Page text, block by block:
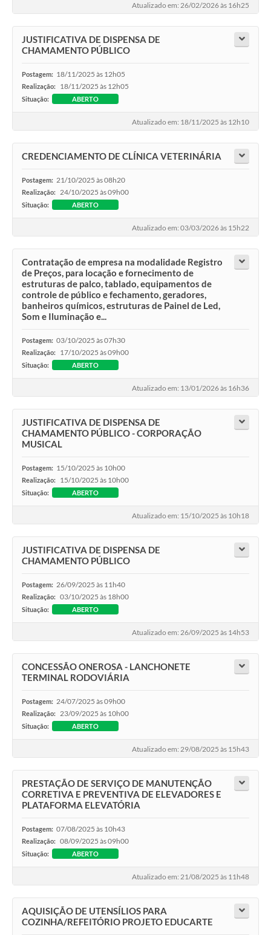
Atualizado em: 26/02/2026 às 16h25
JUSTIFICATIVA DE DISPENSA DE
CHAMAMENTO PÚBLICO
Postagem: 18/11/2025 às 12h05
Realização: 18/11/2025 às 12h05
Situação: ABERTO
Atualizado em: 18/11/2025 às 12h10
CREDENCIAMENTO DE CLÍNICA VETERINÁRIA
Postagem: 21/10/2025 às 08h20
Realização: 24/10/2025 às 09h00
Situação: ABERTO
Atualizado em: 03/03/2026 às 15h22
Contratação de empresa na modalidade Registro
de Preços, para locação e fornecimento de
estruturas de palco, tablado, equipamentos de
controle de público e fechamento, geradores,
banheiros químicos, estruturas de Painel de Led,
Som e Iluminação e...
Postagem: 03/10/2025 às 07h30
Realização: 17/10/2025 às 09h00
Situação: ABERTO
Atualizado em: 13/01/2026 às 16h36
JUSTIFICATIVA DE DISPENSA DE
CHAMAMENTO PÚBLICO - CORPORAÇÃO
MUSICAL
Postagem: 15/10/2025 às 10h00
Realização: 15/10/2025 às 10h00
Situação: ABERTO
Atualizado em: 15/10/2025 às 10h18
JUSTIFICATIVA DE DISPENSA DE
CHAMAMENTO PÚBLICO
Postagem: 26/09/2025 às 11h40
Realização: 03/10/2025 às 18h00
Situação: ABERTO
Atualizado em: 26/09/2025 às 14h53
CONCESSÃO ONEROSA - LANCHONETE
TERMINAL RODOVIÁRIA
Postagem: 24/07/2025 às 09h00
Realização: 23/09/2025 às 10h00
Situação: ABERTO
Atualizado em: 29/08/2025 às 15h43
PRESTAÇÃO DE SERVIÇO DE MANUTENÇÃO
CORRETIVA E PREVENTIVA DE ELEVADORES E
PLATAFORMA ELEVATÓRIA
Postagem: 07/08/2025 às 10h43
Realização: 08/09/2025 às 09h00
Situação: ABERTO
Atualizado em: 21/08/2025 às 11h48
AQUISIÇÃO DE UTENSÍLIOS PARA
COZINHA/REFEITÓRIO PROJETO EDUCARTE